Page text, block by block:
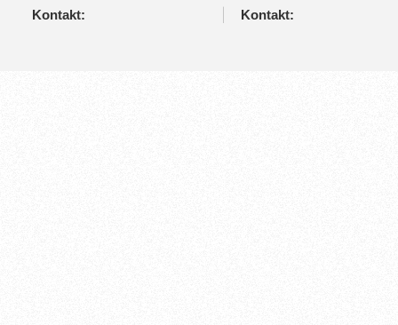
Kontakt: Kontakt: